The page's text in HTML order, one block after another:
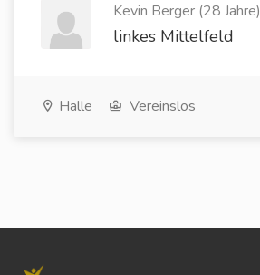
Kevin Berger (28 Jahre)
linkes Mittelfeld
Halle Vereinslos